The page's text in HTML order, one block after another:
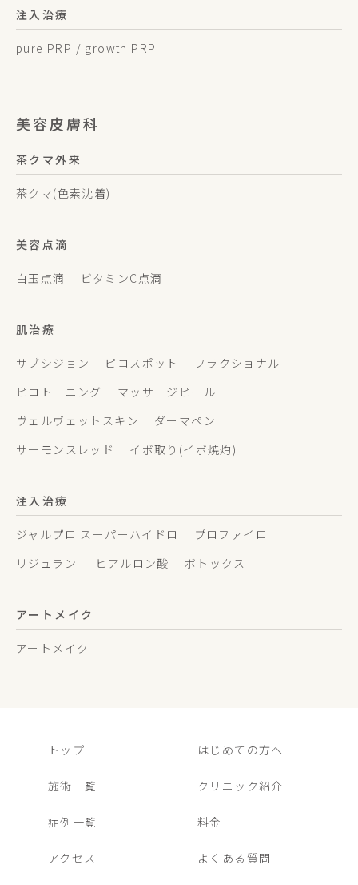
注入治療
pure PRP / growth PRP
美容皮膚科
茶クマ外来
茶クマ(色素沈着)
美容点滴
白玉点滴 ビタミンC点滴
肌治療
サブシジョン ピコスポット
フラクショナル
ピコトーニング
マッサージピール
ヴェルヴェットスキン
ダーマペン
サーモンスレッド
イボ取り(イボ焼灼)
注入治療
ジャルプロ スーパーハイドロ
プロファイロ
リジュランi
ヒアルロン酸 ボトックス
アートメイク
アートメイク
トップ はじめての方へ
施術一覧 クリニック紹介
症例一覧 料金
アクセス よくある質問